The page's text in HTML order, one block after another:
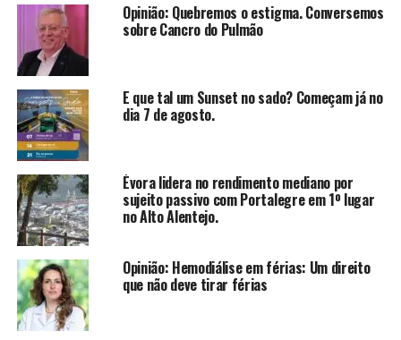
Opinião: Quebremos o estigma. Conversemos
sobre Cancro do Pulmão
E que tal um Sunset no sado? Começam já no
dia 7 de agosto.
Évora lidera no rendimento mediano por
sujeito passivo com Portalegre em 1º lugar
no Alto Alentejo.
Opinião: Hemodiálise em férias: Um direito
que não deve tirar férias